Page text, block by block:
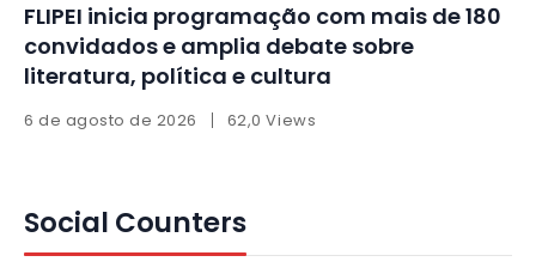
FLIPEI inicia programação com mais de 180
convidados e amplia debate sobre
literatura, política e cultura
6 de agosto de 2026 62,0 Views
Social Counters